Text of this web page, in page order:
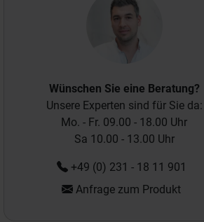
Wünschen Sie eine Beratung?
Unsere Experten sind für Sie da:
Mo. - Fr. 09.00 - 18.00 Uhr
Sa 10.00 - 13.00 Uhr
+49 (0) 231 - 18 11 901
Anfrage zum Produkt